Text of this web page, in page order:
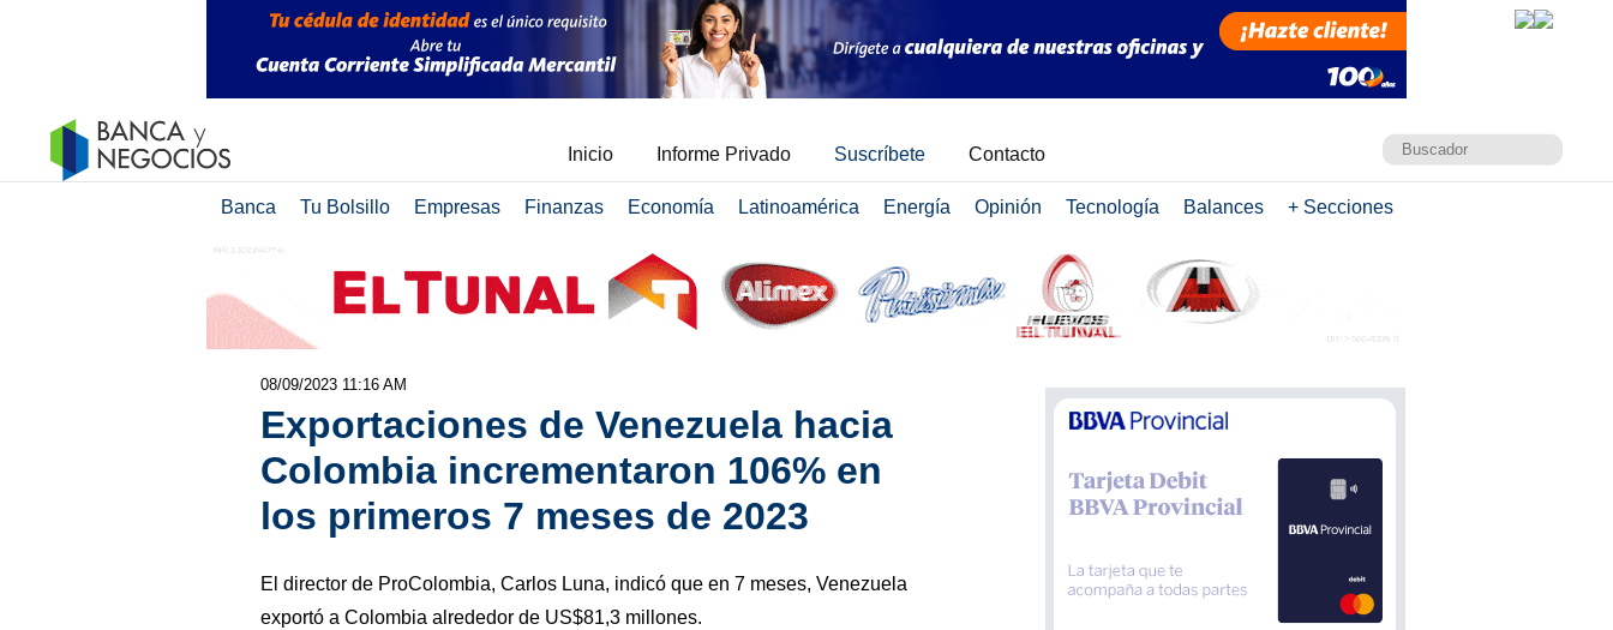
Inicio Informe Privado Suscríbete Contacto
Banca Tu Bolsillo Empresas Finanzas Economía Latinoamérica Energía Opinión Tecnología Balances + Secciones
08/09/2023 11:16 AM
Exportaciones de Venezuela hacia
Colombia incrementaron 106% en
los primeros 7 meses de 2023
El director de ProColombia, Carlos Luna, indicó que en 7 meses, Venezuela
exportó a Colombia alrededor de US$81,3 millones.